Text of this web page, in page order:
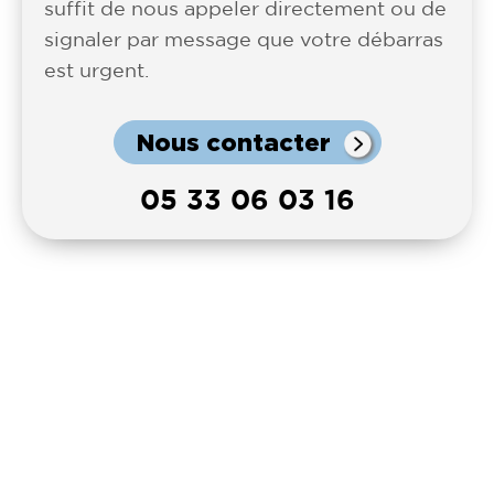
suffit de nous appeler directement ou de
signaler par message que votre débarras
est urgent.
Nous contacter
05 33 06 03 16